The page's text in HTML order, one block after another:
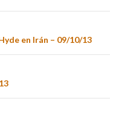
en Irán – 09/10/13